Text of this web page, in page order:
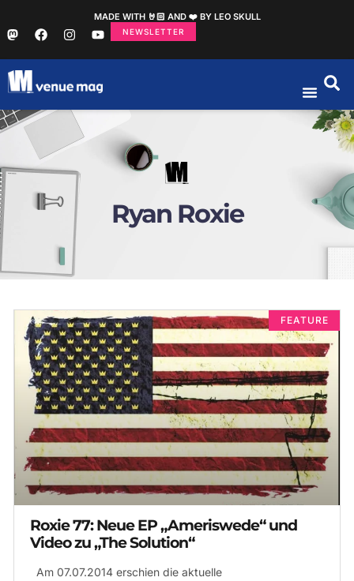
MADE WITH 🤘🏻 AND ❤️ BY LEO SKULL
NEWSLETTER
Ryan Roxie
FEATURE
Roxie 77: Neue EP „Ameriswede“ und
Video zu „The Solution“
Am 07.07.2014 erschien die aktuelle